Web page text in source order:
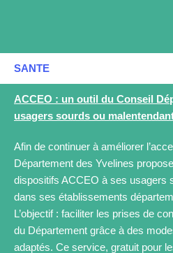
SANTE
ACCEO : un outil du Conseil
usagers sourds ou
Afin de continuer à améliorer
Département des Yvelines
dispositifs ACCEO à ses usagers
dans ses établissements
L’objectif : faciliter les prises de
du Département grâce à des
adaptés. Ce service, gratuit pour